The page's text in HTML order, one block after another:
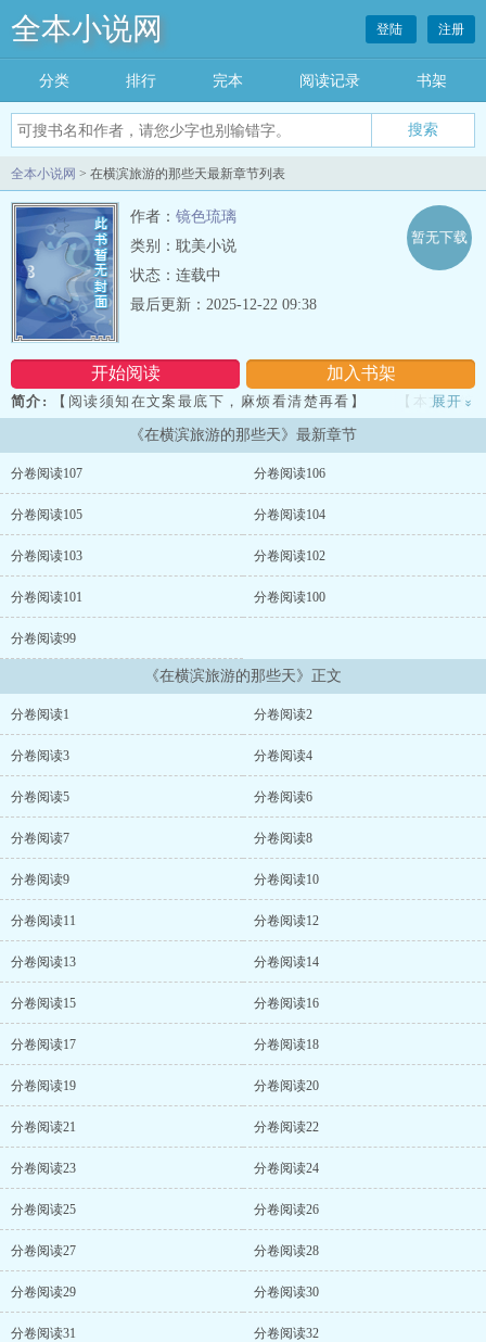
全本小说网 登陆 注册
分类 排行 完本 阅读记录 书架
全本小说网 > 在横滨旅游的那些天最新章节列表
作者： 镜色琉璃
类别：耽美小说
状态：连载中
开始阅读 加入书架
暂无下载
最后更新：2025-12-22 09:38
简介:
【阅读须知在文案最底下，麻烦看清楚再看】 【本文是综
漫，文炼文野设定有冲突，所以是部分文炼设定，部分文野设定，部
分私设，三次元二次元设定分开，我真的说累了】 【主角是文炼
的芥川老师，但是有私设】 【CP太宰，自己字里抠
那个图书馆 因为一张突如其来的旅游传单，而孤身前往了横
滨 在来横滨的第一天发现 他万元的钞票通通变成
了“假”币 紧接着发现，书店里没有了那些文豪的名著 在他以
为自己要重新上岗的时候 发现横滨有一批和那些文豪同名同姓的
异能者 —————————— 文案二: 在某一天，横滨来
了一个很奇怪的人 他总是穿着和服踩着木屐 他有着异常绮丽
的剑术 他异常了解所有异能者的异能 甚至总喜欢用古怪的眼
神看着横滨的一切 ———————— 阅读须知:1.ooc预警，
无考据，有魔改，希望看清楚再进来 2.除作者本人自己的推文和
允许的推文，任何在文下推文的都算作黑子 3.私设如山 4.谢
展开 »
《在横滨旅游的那些天》最新章节
分卷阅读107 分卷阅读106
分卷阅读105 分卷阅读104
分卷阅读103 分卷阅读102
分卷阅读101 分卷阅读100
分卷阅读99
《在横滨旅游的那些天》正文
分卷阅读1 分卷阅读2
分卷阅读3 分卷阅读4
分卷阅读5 分卷阅读6
分卷阅读7 分卷阅读8
分卷阅读9 分卷阅读10
分卷阅读11 分卷阅读12
分卷阅读13 分卷阅读14
分卷阅读15 分卷阅读16
分卷阅读17 分卷阅读18
分卷阅读19 分卷阅读20
分卷阅读21 分卷阅读22
分卷阅读23 分卷阅读24
分卷阅读25 分卷阅读26
分卷阅读27 分卷阅读28
分卷阅读29 分卷阅读30
分卷阅读31 分卷阅读32